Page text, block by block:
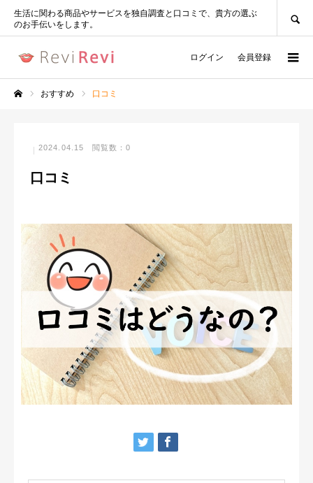
生活に関わる商品やサービスを独自調査と口コミで、貴方の選ぶ
のお手伝いをします。
ログイン 会員登録
おすすめ 口コミ
2024.04.15 閲覧数：0
口コミ